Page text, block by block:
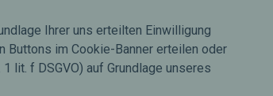
Ihrer uns erteilten Einwilligung
Buttons im Cookie-Banner erteilen oder
lit. f DSGVO) auf Grundlage unseres